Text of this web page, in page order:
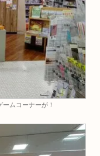
ムコーナーが！